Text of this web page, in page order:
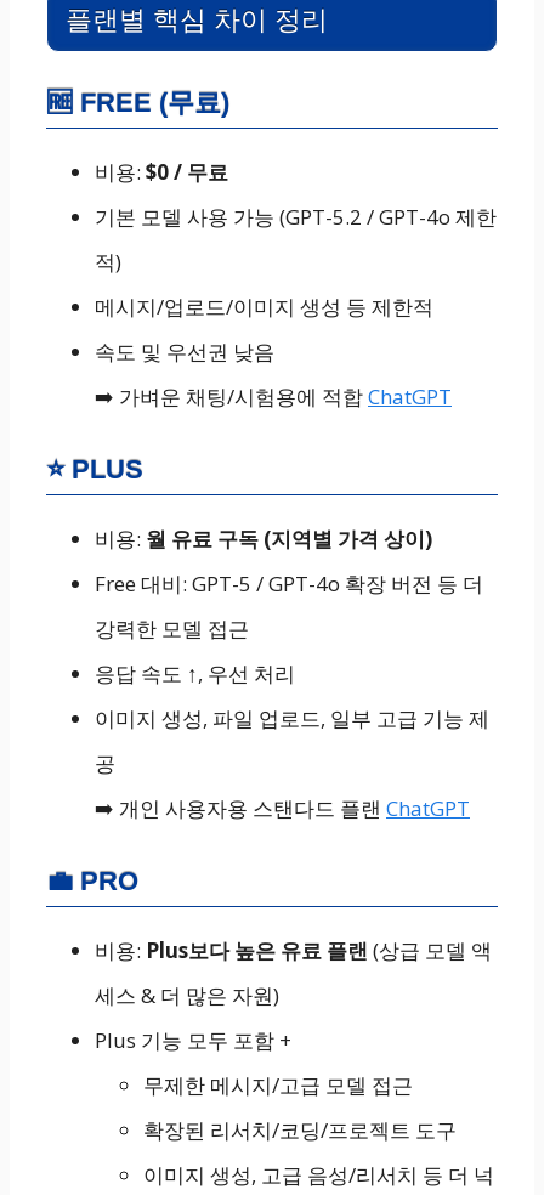
플랜별 핵심 차이 정리
🆓 FREE (무료)
비용: $0 / 무료
기본 모델 사용 가능 (GPT-5.2 / GPT-4o 제한
적)
메시지/업로드/이미지 생성 등 제한적
속도 및 우선권 낮음
➡️ 가벼운 채팅/시험용에 적합ChatGPT
⭐ PLUS
비용: 월 유료 구독 (지역별 가격 상이)
Free 대비: GPT-5 / GPT-4o 확장 버전 등 더
강력한 모델 접근
응답 속도 ↑, 우선 처리
이미지 생성, 파일 업로드, 일부 고급 기능 제
공
➡️ 개인 사용자용 스탠다드 플랜 ChatGPT
💼 PRO
비용: Plus보다 높은 유료 플랜 (상급 모델 액
세스 & 더 많은 자원)
Plus 기능 모두 포함 +
무제한 메시지/고급 모델 접근
확장된 리서치/코딩/프로젝트 도구
이미지 생성, 고급 음성/리서치 등 더 넉